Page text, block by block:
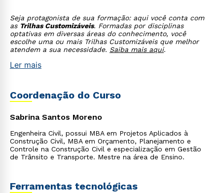
Seja protagonista de sua formação: aqui você conta com
as Trilhas Customizáveis. Formadas por disciplinas
optativas em diversas áreas do conhecimento, você
escolhe uma ou mais Trilhas Customizáveis que melhor
atendem a sua necessidade. Saiba mais aqui.
Ler mais
Coordenação do Curso
Sabrina Santos Moreno
Engenheira Civil, possui MBA em Projetos Aplicados à
Construção Civil, MBA em Orçamento, Planejamento e
Controle na Construção Civil e especialização em Gestão
de Trânsito e Transporte. Mestre na área de Ensino.
Ferramentas tecnológicas